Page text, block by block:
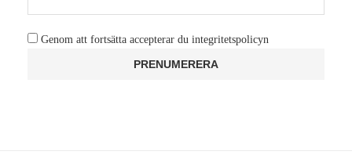
Genom att fortsätta accepterar du integritetspolicyn